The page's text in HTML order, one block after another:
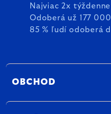
Najviac 2x týždenne
Odoberá už 177
85 % ľudí odoberá
OBCHOD